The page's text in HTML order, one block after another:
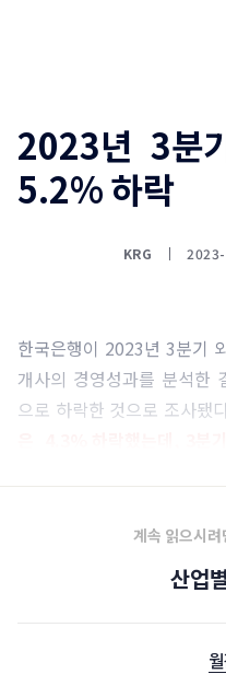
2023년 3분
5.2% 하락
KRG
한국은행이 2023년 3분기
개사의 경영성과를 분석한
으로 하락한 것으로 조사됐
계속 읽으시
산업